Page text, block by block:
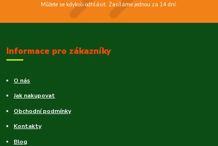
Můžete se kdykoli odhlásit. Zasíláme jednou za 14 dní.
Informace pro zákazníky
O nás
Jak nakupovat
Obchodní podmínky
Kontakty
Blog